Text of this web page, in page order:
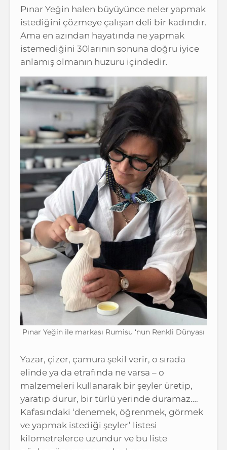
Pınar Yeğin halen büyüyünce neler yapmak
istediğini çözmeye çalışan deli bir kadındır.
Ama en azından hayatında ne yapmak
istemediğini 30larının sonuna doğru iyice
anlamış olmanın huzuru içindedir.
Pınar Yeğin ile markası Rumisu ‘nun Renkli Dünyası
Yazar, çizer, çamura şekil verir, o sırada
elinde ya da etrafında ne varsa – o
malzemeleri kullanarak bir şeyler üretip,
yaratıp durur, bir türlü yerinde duramaz….
Kafasındaki ‘denemek, öğrenmek, görmek
ve yapmak istediği şeyler’ listesi
kilometrelerce uzundur ve bu liste